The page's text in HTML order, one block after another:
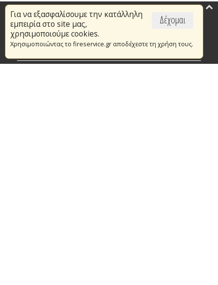
Δέχομαι
Για να εξασφαλίσουμε την κατάλληλη
εμπειρία στο site μας,
χρησιμοποιούμε cookies.
Χρησιμοποιώντας το fireservice.gr αποδέχεστε τη χρήση τους.
Επικαιρότητα
Το Πυροσβεστικό Σώμα